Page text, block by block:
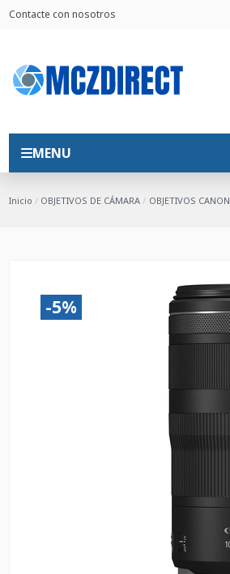
Contacte con nosotros
MENU
Inicio OBJETIVOS DE CÁMARA OBJETIVOS CANON
-5%